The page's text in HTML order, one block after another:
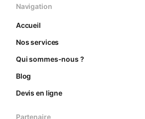
Navigation
Accueil
Nos services
Qui sommes-nous ?
Blog
Devis en ligne
Partenaire